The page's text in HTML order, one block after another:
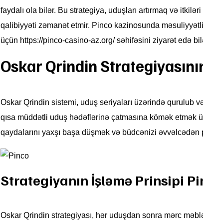
faydalı ola bilər. Bu strategiya, uduşları artırmaq və
qalibiyyəti zəmanət etmir. Pinco kazinosunda
üçün https://pinco-casino-az.org/səhifəsini ziyarət edə
Oskar Qrindin
Oskar Qrindin sistemi, uduş seriyaları üzərində qurulub
qısa müddətli uduş hədəflərinə çatmasına kömək
qaydalarını yaxşı başa düşmək və büdcənizi əvvəlcədən
Strategiyanın İşləmə Prinsipi
Oskar Qrindin strategiyası, hər uduşdan sonra mərc